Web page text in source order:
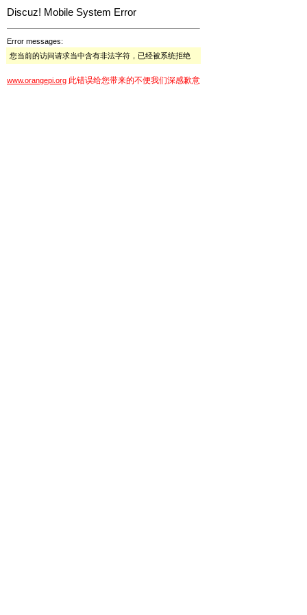
Discuz! Mobile System Error
Error messages:
您当前的访问请求当中含有非法字符，已经被系统拒绝
www.orangepi.org 此错误给您带来的不便我们深感歉意